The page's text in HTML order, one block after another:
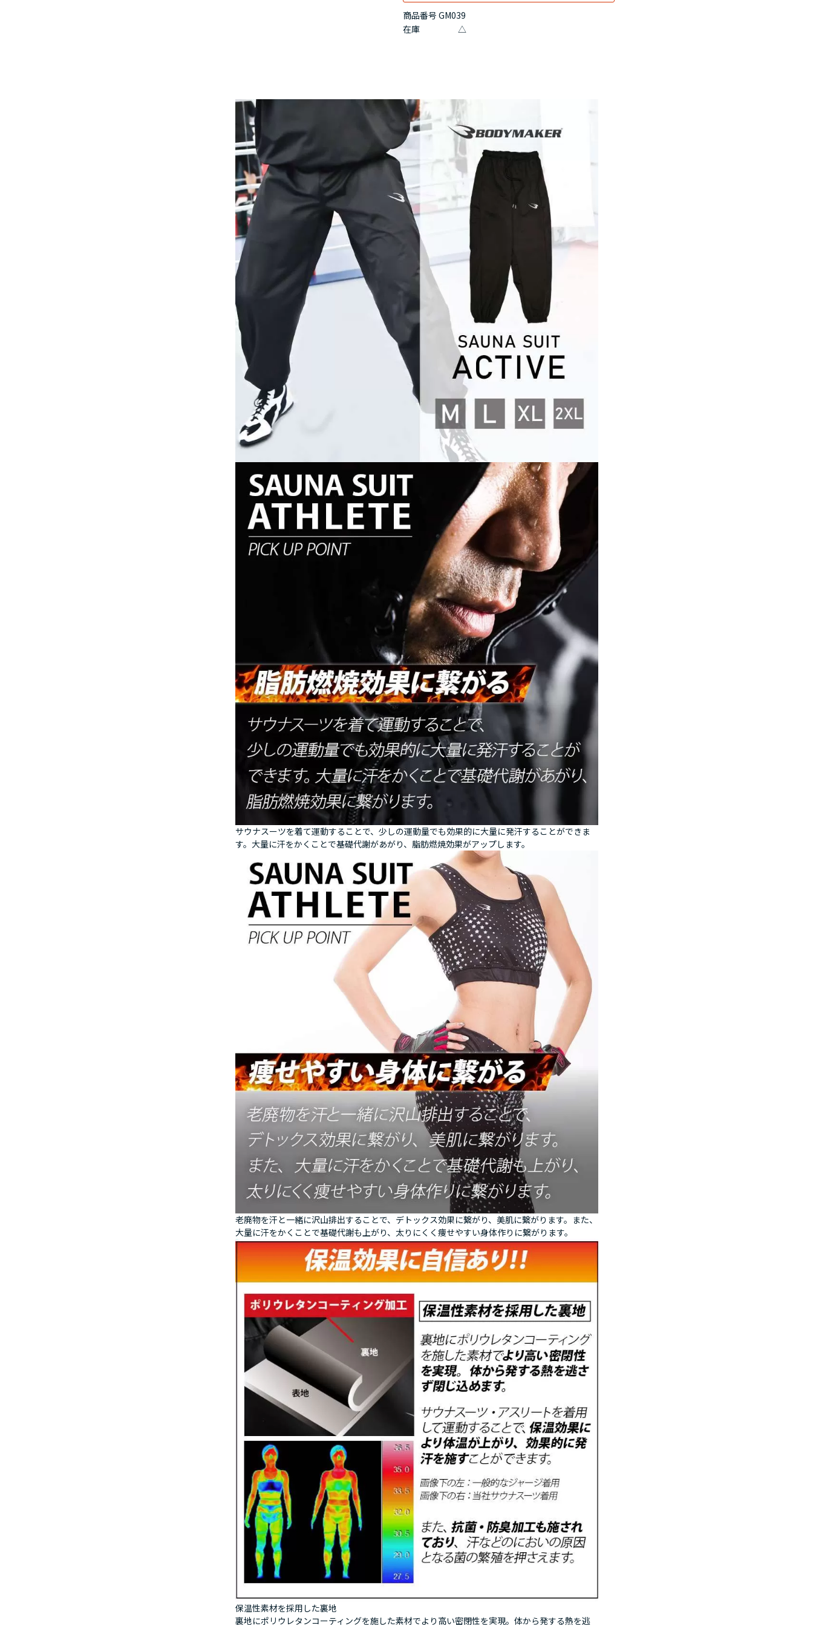
商品番号 GM039
在庫 △
サウナスーツを着て運動することで、少しの運動量でも効果的に大量に発汗することができま
す。大量に汗をかくことで基礎代謝があがり、脂肪燃焼効果がアップします。
老廃物を汗と一緒に沢山排出することで、デトックス効果に繋がり、美肌に繋がります。また、
大量に汗をかくことで基礎代謝も上がり、太りにくく痩せやすい身体作りに繋がります。
保温性素材を採用した裏地
裏地にポリウレタンコーティングを施した素材でより高い密閉性を実現。体から発する熱を逃